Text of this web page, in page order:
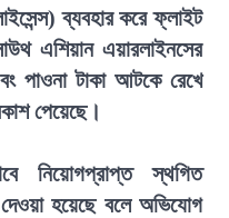
ব্যবহার করে ফ্লাইট
এশিয়ান এয়ারলাইনসের
পাওনা টাকা আটকে রেখে
পেয়েছে।
নিয়োগপ্রাপ্ত স্থগিত
হয়েছে বলে অভিযোগ